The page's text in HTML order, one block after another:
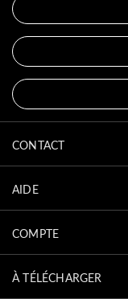
CONTACT
AIDE
COMPTE
À TÉLÉCHARGER